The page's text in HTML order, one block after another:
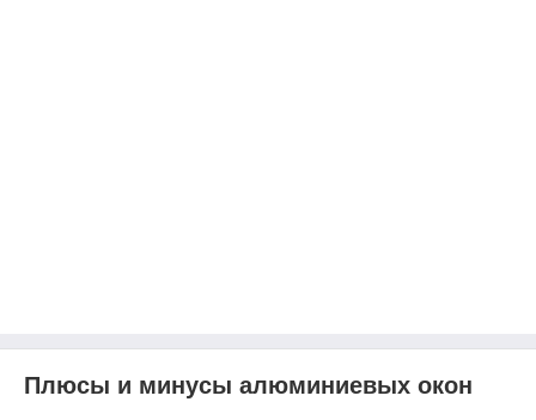
Плюсы и минусы алюминиевых окон